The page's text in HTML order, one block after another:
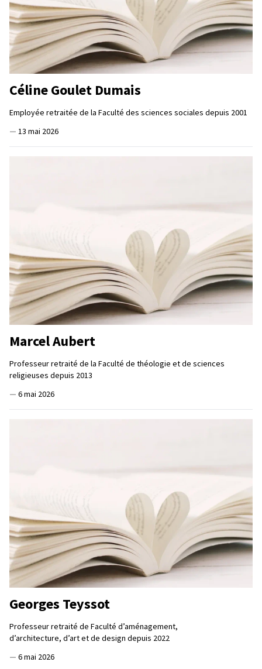
Céline Goulet Dumais
Employée retraitée de la Faculté des sciences sociales depuis 2001
— 13 mai 2026
Marcel Aubert
Professeur retraité de la Faculté de théologie et de sciences
religieuses depuis 2013
— 6 mai 2026
Georges Teyssot
Professeur retraité de Faculté d’aménagement,
d’architecture, d’art et de design depuis 2022
— 6 mai 2026